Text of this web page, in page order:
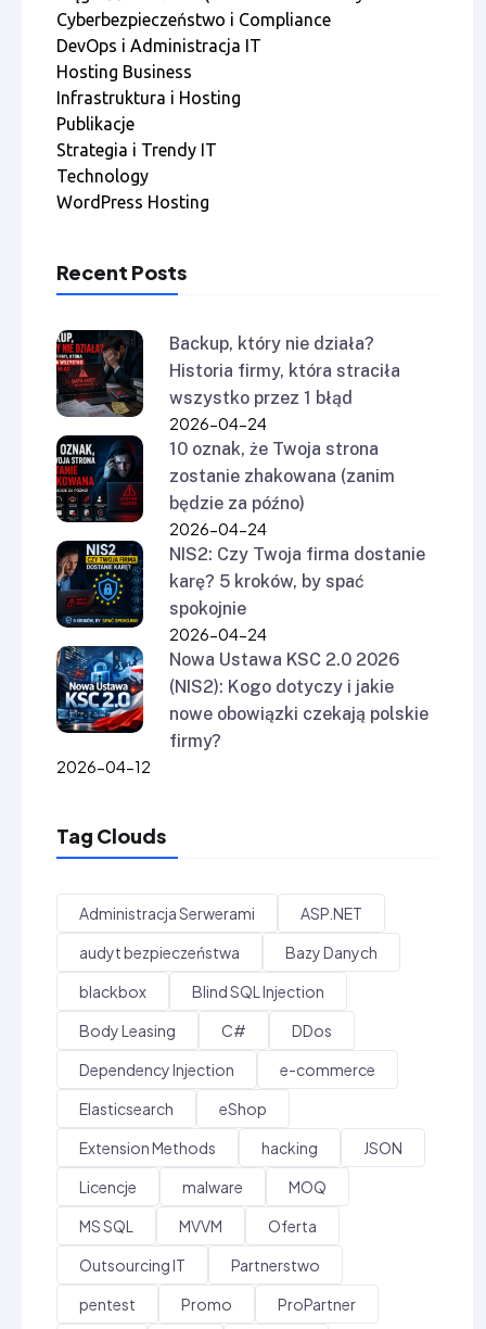
Cyberbezpieczeństwo i Compliance
DevOps i Administracja IT
Hosting Business
Infrastruktura i Hosting
Publikacje
Strategia i Trendy IT
Technology
WordPress Hosting
Recent Posts
Backup, który nie działa?
Historia firmy, która straciła
wszystko przez 1 błąd
2026-04-24
10 oznak, że Twoja strona
zostanie zhakowana (zanim
będzie za późno)
2026-04-24
NIS2: Czy Twoja firma dostanie
karę? 5 kroków, by spać
spokojnie
2026-04-24
Nowa Ustawa KSC 2.0 2026
(NIS2): Kogo dotyczy i jakie
nowe obowiązki czekają polskie
firmy?
2026-04-12
Tag Clouds
Administracja Serwerami
ASP.NET
audyt bezpieczeństwa
Bazy Danych
blackbox
Blind SQL Injection
Body Leasing
C#
DDos
Dependency Injection
e-commerce
Elasticsearch
eShop
Extension Methods
hacking
JSON
Licencje
malware
MOQ
MS SQL
MVVM
Oferta
Outsourcing IT
Partnerstwo
pentest
Promo
ProPartner